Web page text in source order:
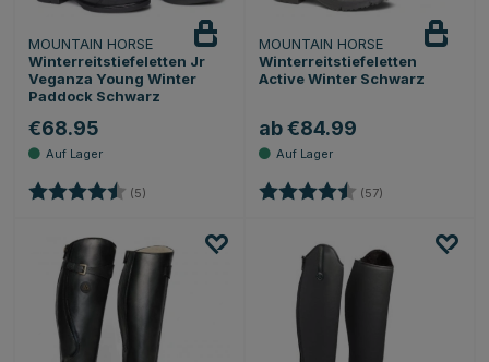
MOUNTAIN HORSE
Winterreitstiefeletten Jr
Veganza Young Winter
Paddock Schwarz
€68.95
Bewertung: (5)
MOUNTAIN HORSE
Winterreitstiefeletten
Active Winter Schwarz
ab €84.99
Bewertung: (57)